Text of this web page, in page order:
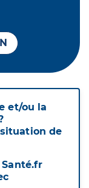
et/ou la
de